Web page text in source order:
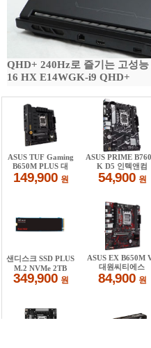
QHD+ 240Hz로 즐기는 고성
16 HX E14WGK-i9 QHD+